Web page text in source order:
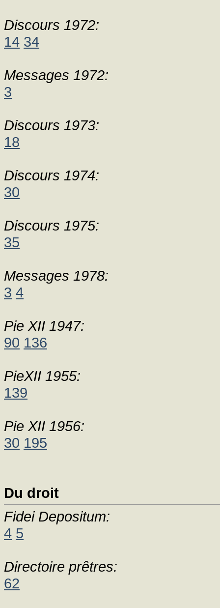
Discours 1972:
14 34
Messages 1972:
3
Discours 1973:
18
Discours 1974:
30
Discours 1975:
35
Messages 1978:
3 4
Pie XII 1947:
90 136
PieXII 1955:
139
Pie XII 1956:
30 195
Du droit
Fidei Depositum:
4 5
Directoire prêtres:
62